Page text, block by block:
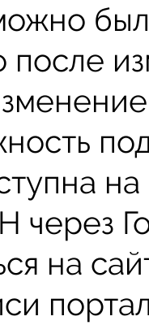
после
через
на